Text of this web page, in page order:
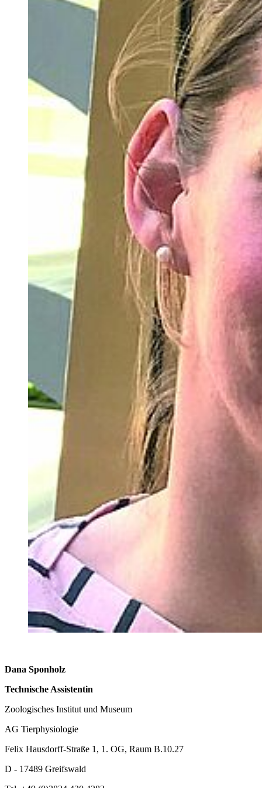
Dana Sponholz
Technische Assistentin
Zoologisches Institut und Museum
AG Tierphysiologie
Felix Hausdorff-Straße 1, 1. OG, Raum B.10.27
D - 17489 Greifswald